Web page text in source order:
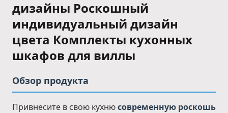
дизайны Роскошный
индивидуальный дизайн
цвета Комплекты кухонных
шкафов для виллы
Обзор продукта
Привнесите в свою кухнюсовременную роскошь